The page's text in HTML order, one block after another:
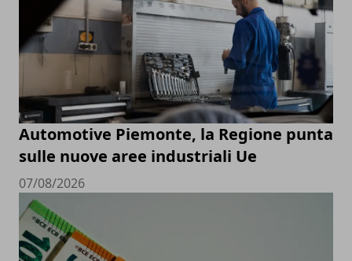
Automotive Piemonte, la Regione punta
sulle nuove aree industriali Ue
07/08/2026